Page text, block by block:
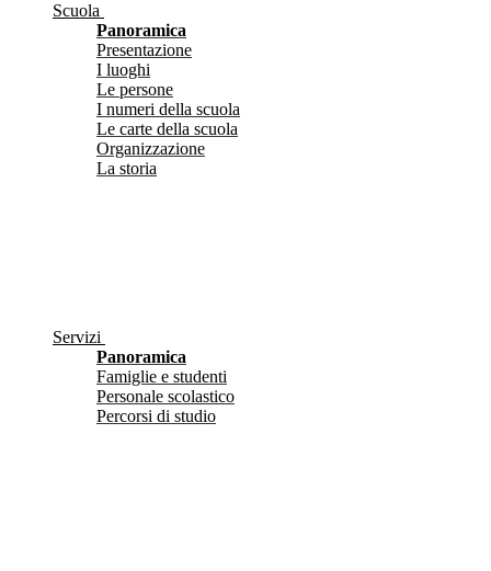
Scuola
Panoramica
Presentazione
I luoghi
Le persone
I numeri della scuola
Le carte della scuola
Organizzazione
La storia
Servizi
Panoramica
Famiglie e studenti
Personale scolastico
Percorsi di studio